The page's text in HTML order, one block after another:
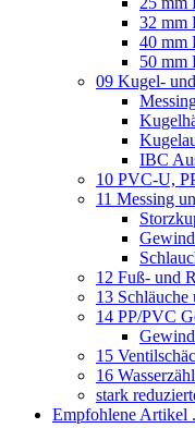
32 mm
40 mm
50 mm
09 Kugel-
IBC
10 PVC-U,
11 Messing
12 Fuß- und
13 Schläuche
14 PP/PVC
15
16
stark
Empfohlene Artikel